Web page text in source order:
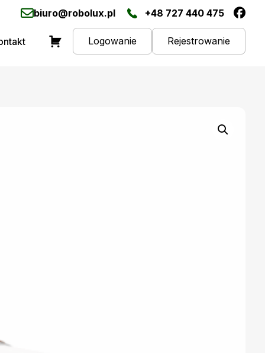
biuro@robolux.pl +48 727 440 475
Logowanie Rejestrowanie